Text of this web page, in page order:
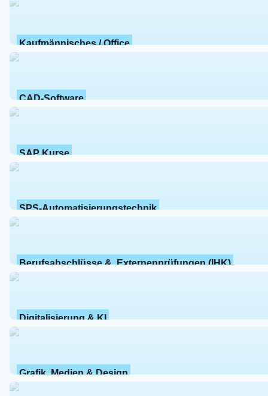
Kaufmännisches / Office
CAD-Software
SAP Kurse
SPS-Automatisierungstechnik
Berufsabschlüsse &  Externenprüfungen (IHK)
Digitalisierung & KI
Grafik, Medien & Design